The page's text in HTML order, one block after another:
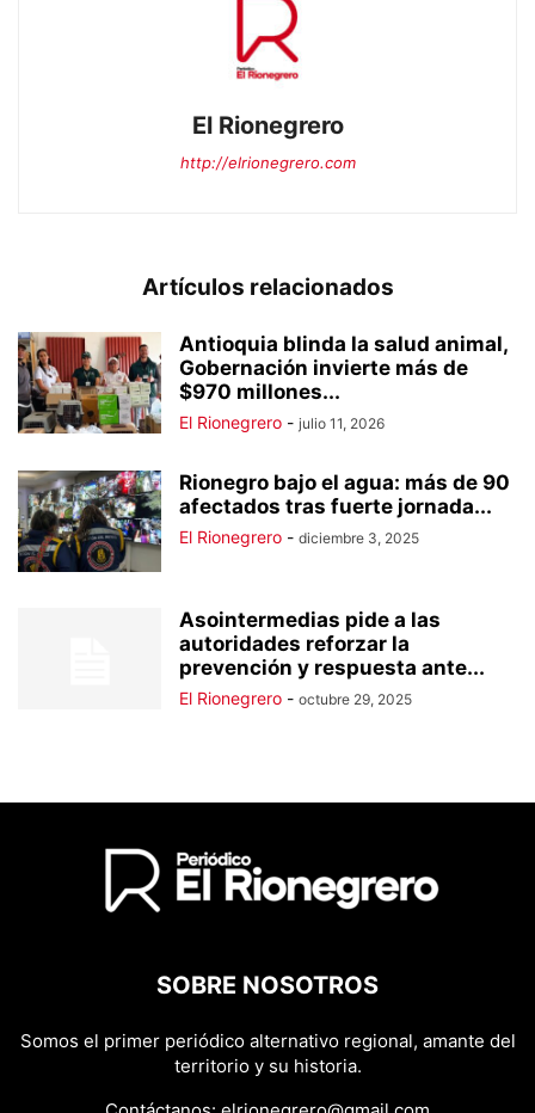
El Rionegrero
http://elrionegrero.com
Artículos relacionados
Antioquia blinda la salud animal,
Gobernación invierte más de
$970 millones...
El Rionegrero - julio 11, 2026
Rionegro bajo el agua: más de 90
afectados tras fuerte jornada...
El Rionegrero - diciembre 3, 2025
Asointermedias pide a las
autoridades reforzar la
prevención y respuesta ante...
El Rionegrero - octubre 29, 2025
SOBRE NOSOTROS
Somos el primer periódico alternativo regional, amante del
territorio y su historia.